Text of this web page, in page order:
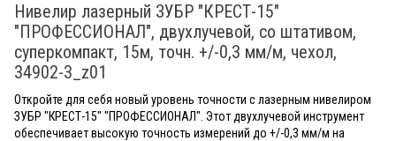
Нивелир лазерный ЗУБР "КРЕСТ-15"
"ПРОФЕССИОНАЛ", двухлучевой, со штативом,
суперкомпакт, 15м, точн. +/-0,3 мм/м, чехол,
34902-3_z01
Откройте для себя новый уровень точности с лазерным нивелиром
ЗУБР "КРЕСТ-15" "ПРОФЕССИОНАЛ". Этот двухлучевой инструмент
обеспечивает высокую точность измерений до +/-0,3 мм/м на